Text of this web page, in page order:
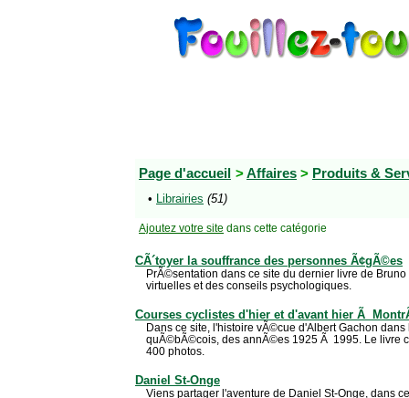
Page d'accueil >Affaires > Produits &
• Librairies (51)
Ajoutez votre site dans cette catégorie
CÃ´toyer la souffrance des personnes Ã¢gÃ©es
PrÃ©sentation dans ce site du dernier livre de
virtuelles et des conseils psychologiques.
Courses cyclistes d'hier et d'avant hier Ã
Dans ce site, l'histoire vÃ©cue d'Albert Gachon
quÃ©bÃ©cois, des annÃ©es 1925 Ã 1995. Le livre
400 photos.
Daniel St-Onge
Viens partager l'aventure de Daniel St-Onge, dans